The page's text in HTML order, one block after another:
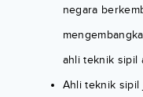
negara
ahli teknik sipil
Ahli teknik sipil